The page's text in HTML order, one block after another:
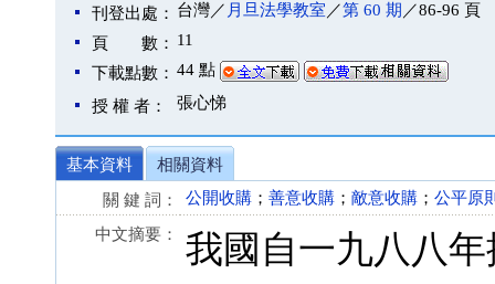
刊登出處： 台灣／ 月旦法學教室 ／第 60 期 ／86-96 頁
頁 數： 11
下載點數： 44 點
授 權 者： 張心悌
基本資料
相關資料
關 鍵 詞：
公開收購 ； 善意收購 ； 敵意收購 ； 公平原
中文摘要：
我國自一九八八